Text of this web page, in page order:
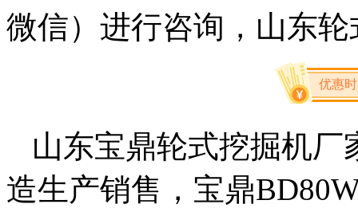
微信）进行咨询，山东
优惠
山东宝鼎轮式挖掘机
造生产销售，宝鼎